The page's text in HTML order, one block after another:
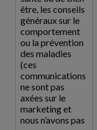
être, les conseils
généraux sur le
comportement
ou la prévention
des maladies
(ces
communications
ne sont pas
axées sur le
marketing et
nous n’avons pas